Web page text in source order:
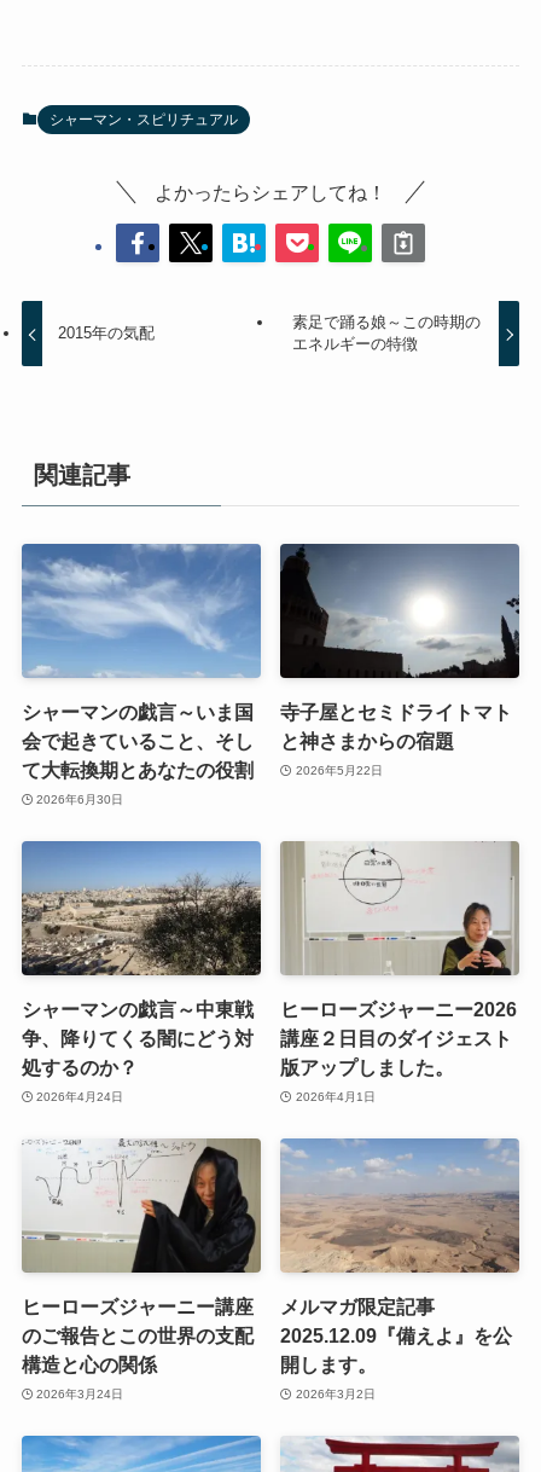
シャーマン・スピリチュアル
よかったらシェアしてね！
2015年の気配
素足で踊る娘～この時期の
エネルギーの特徴
関連記事
シャーマンの戯言～いま国
会で起きていること、そし
て大転換期とあなたの役割
2026年6月30日
寺子屋とセミドライトマト
と神さまからの宿題
2026年5月22日
シャーマンの戯言～中東戦
争、降りてくる闇にどう対
処するのか？
2026年4月24日
ヒーローズジャーニー2026
講座２日目のダイジェスト
版アップしました。
2026年4月1日
ヒーローズジャーニー講座
のご報告とこの世界の支配
構造と心の関係
2026年3月24日
メルマガ限定記事
2025.12.09『備えよ』を公
開します。
2026年3月2日